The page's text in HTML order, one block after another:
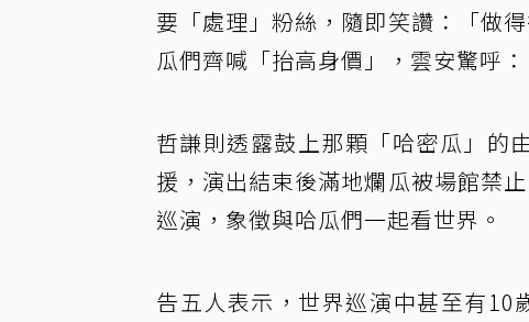
要「處理」粉絲，隨即笑讚：「做
瓜們齊喊「抬高身價」，雲安驚呼
哲謙則透露鼓上那顆「哈密瓜」的
援，演出結束後滿地爛瓜被場館禁
巡演，象徵與哈瓜們一起看世界。
告五人表示，世界巡演中甚至有10